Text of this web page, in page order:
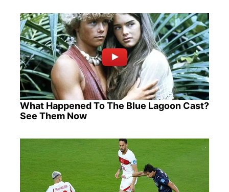
What Happened To The Blue Lagoon Cast?
See Them Now